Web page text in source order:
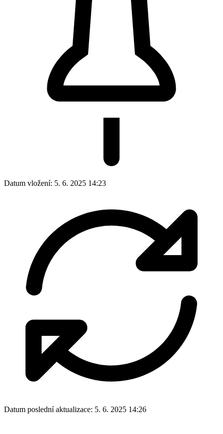
Datum vložení: 5. 6. 2025 14:23
Datum poslední aktualizace: 5. 6. 2025 14:26